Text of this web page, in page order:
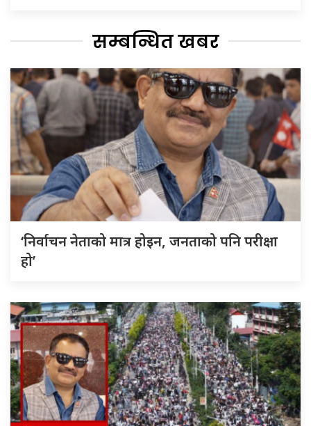
सम्बन्धित खबर
‘निर्वाचन नेताको मात्र होइन, जनताको पनि परीक्षा
हो’